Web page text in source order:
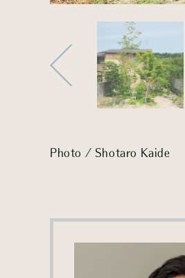
Photo / Shotaro Kaide